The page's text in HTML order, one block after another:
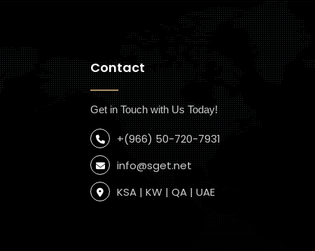
Contact
Get in Touch with Us Today!
+(966) 50-720-7931
info@sget.net
KSA | KW | QA | UAE